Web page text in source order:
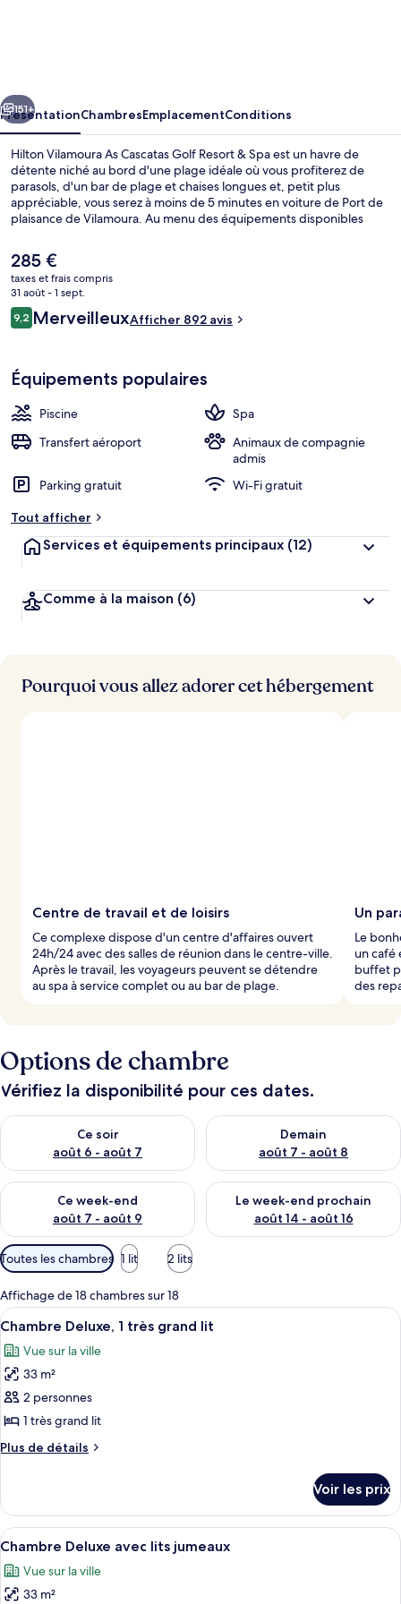
Golf
Resort
&
Spa
Suivant
151+
PrésentationChambresEmplacementConditions
Hilton Vilamoura As Cascatas Golf Resort & Spa est un havre de
détente niché au bord d'une plage idéale où vous profiterez de
parasols, d'un bar de plage et chaises longues et, petit plus
appréciable, vous serez à moins de 5 minutes en voiture de Port de
plaisance de Vilamoura. Au menu des équipements disponibles
des moments de pure détente. Vous pourrez également prendre
soin de vous au spa grâce à des massages, des enveloppements
corporels, des soins du visage et des soins d'aromathérapie. Les
options de restauration comprennent 2 restaurants, tandis que les 2
bars en bord de piscine vous invitent à siroter des boissons
rafraîchissantes. Ce complexe touristique de luxe vous offre en
attentionné et la présentation générale.
Le
prix
actuel
est
de
285 €
taxes et frais compris
31 août - 1 sept.
Avis
voyageurs
9,29,2 sur 10
MerveilleuxAfficher 892 avis
Équipements populaires
Piscine
Spa
Transfert aéroport
Animaux de compagnie
admis
Parking gratuit
Wi-Fi gratuit
Tout afficher
Services et équipements principaux (12)
Comme à la maison (6)
Pourquoi vous allez adorer cet hébergement
Centre de travail et de loisirs
Ce complexe dispose d'un centre d'affaires ouvert
24h/24 avec des salles de réunion dans le centre-ville.
Après le travail, les voyageurs peuvent se détendre
au spa à service complet ou au bar de plage.
Un
Le
un café
buffet
des
Options de chambre
Vérifiez la disponibilité pour ces dates.
Ce soir
août 6 - août 7
Vérifier la disponibilité pour ce soir août 6 - août 7
Demain
août 7 - août 8
Vérifier la disponibilité pour
Ce week-end
août 7 - août 9
Vérifier la disponibilité pour ce week-end août 7 - août 9
Le week-end prochain
août 14 - août 16
Vérifier la disponibilité pour
Filtres
disponibles
pour
les
chambres
Toutes les chambres 1 lit 2 lits
Affichage de 18 chambres sur 18
Afficher
toutes
les
photos
pour
ce
type
de
Chambre
Deluxe,
1
très
grand
Une table de petit-déjeuner avec
15
Chambre Deluxe, 1 très grand lit
Vue sur la ville
33 m²
2 personnes
1 très grand lit
Plus de détails
Plus
le
type
de
Chambre
Deluxe,
Voir les prix
Afficher
toutes
les
photos
Une chambre d’hôtel avec deux
11
Chambre Deluxe avec lits jumeaux
Vue sur la ville
33 m²